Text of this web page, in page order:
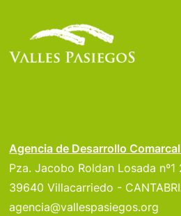
Agencia de Desarrollo
Pza. Jacobo Roldan Losada nº1
39640 Villacarriedo -
agencia@vallespasiegos.org